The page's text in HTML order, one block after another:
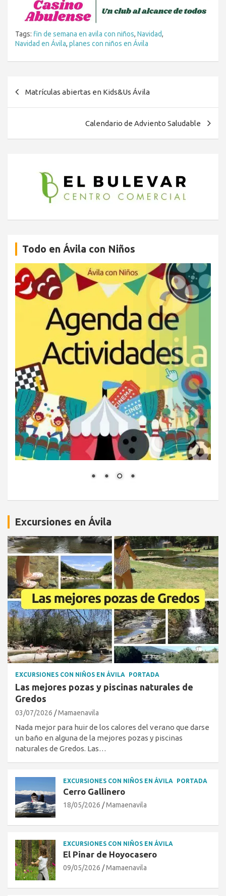
Tags: fin de semana en avila con niños, Navidad,
Navidad en Ávila, planes con niños en Ávila
Matrículas abiertas en Kids&Us Ávila
Calendario de Adviento Saludable
Todo en Ávila con Niños
Excursiones en Ávila
EXCURSIONES CON NIÑOS EN ÁVILA PORTADA
Las mejores pozas y piscinas naturales de
Gredos
03/07/2026 Mamaenavila
Nada mejor para huir de los calores del verano que darse
un baño en alguna de la mejores pozas y piscinas
naturales de Gredos. Las…
EXCURSIONES CON NIÑOS EN ÁVILA PORTADA
Cerro Gallinero
18/05/2026 Mamaenavila
EXCURSIONES CON NIÑOS EN ÁVILA
El Pinar de Hoyocasero
09/05/2026 Mamaenavila